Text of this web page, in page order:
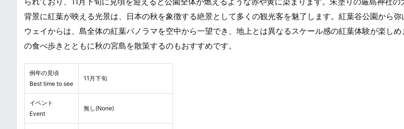
背景に紅葉が映える光景は、日本の秋を象徴する絶景として多くの観光客を魅了します。紅葉谷公園から
ウェイからは、島全体の紅葉パノラマを空中から一望でき、地上とは異なるスケール感の紅葉体験が楽し
の食べ歩きとともに秋の宮島を散策するのもおすすめです。
例年の見頃
Best time to see
11月下旬
イベント
Event
無し(None)